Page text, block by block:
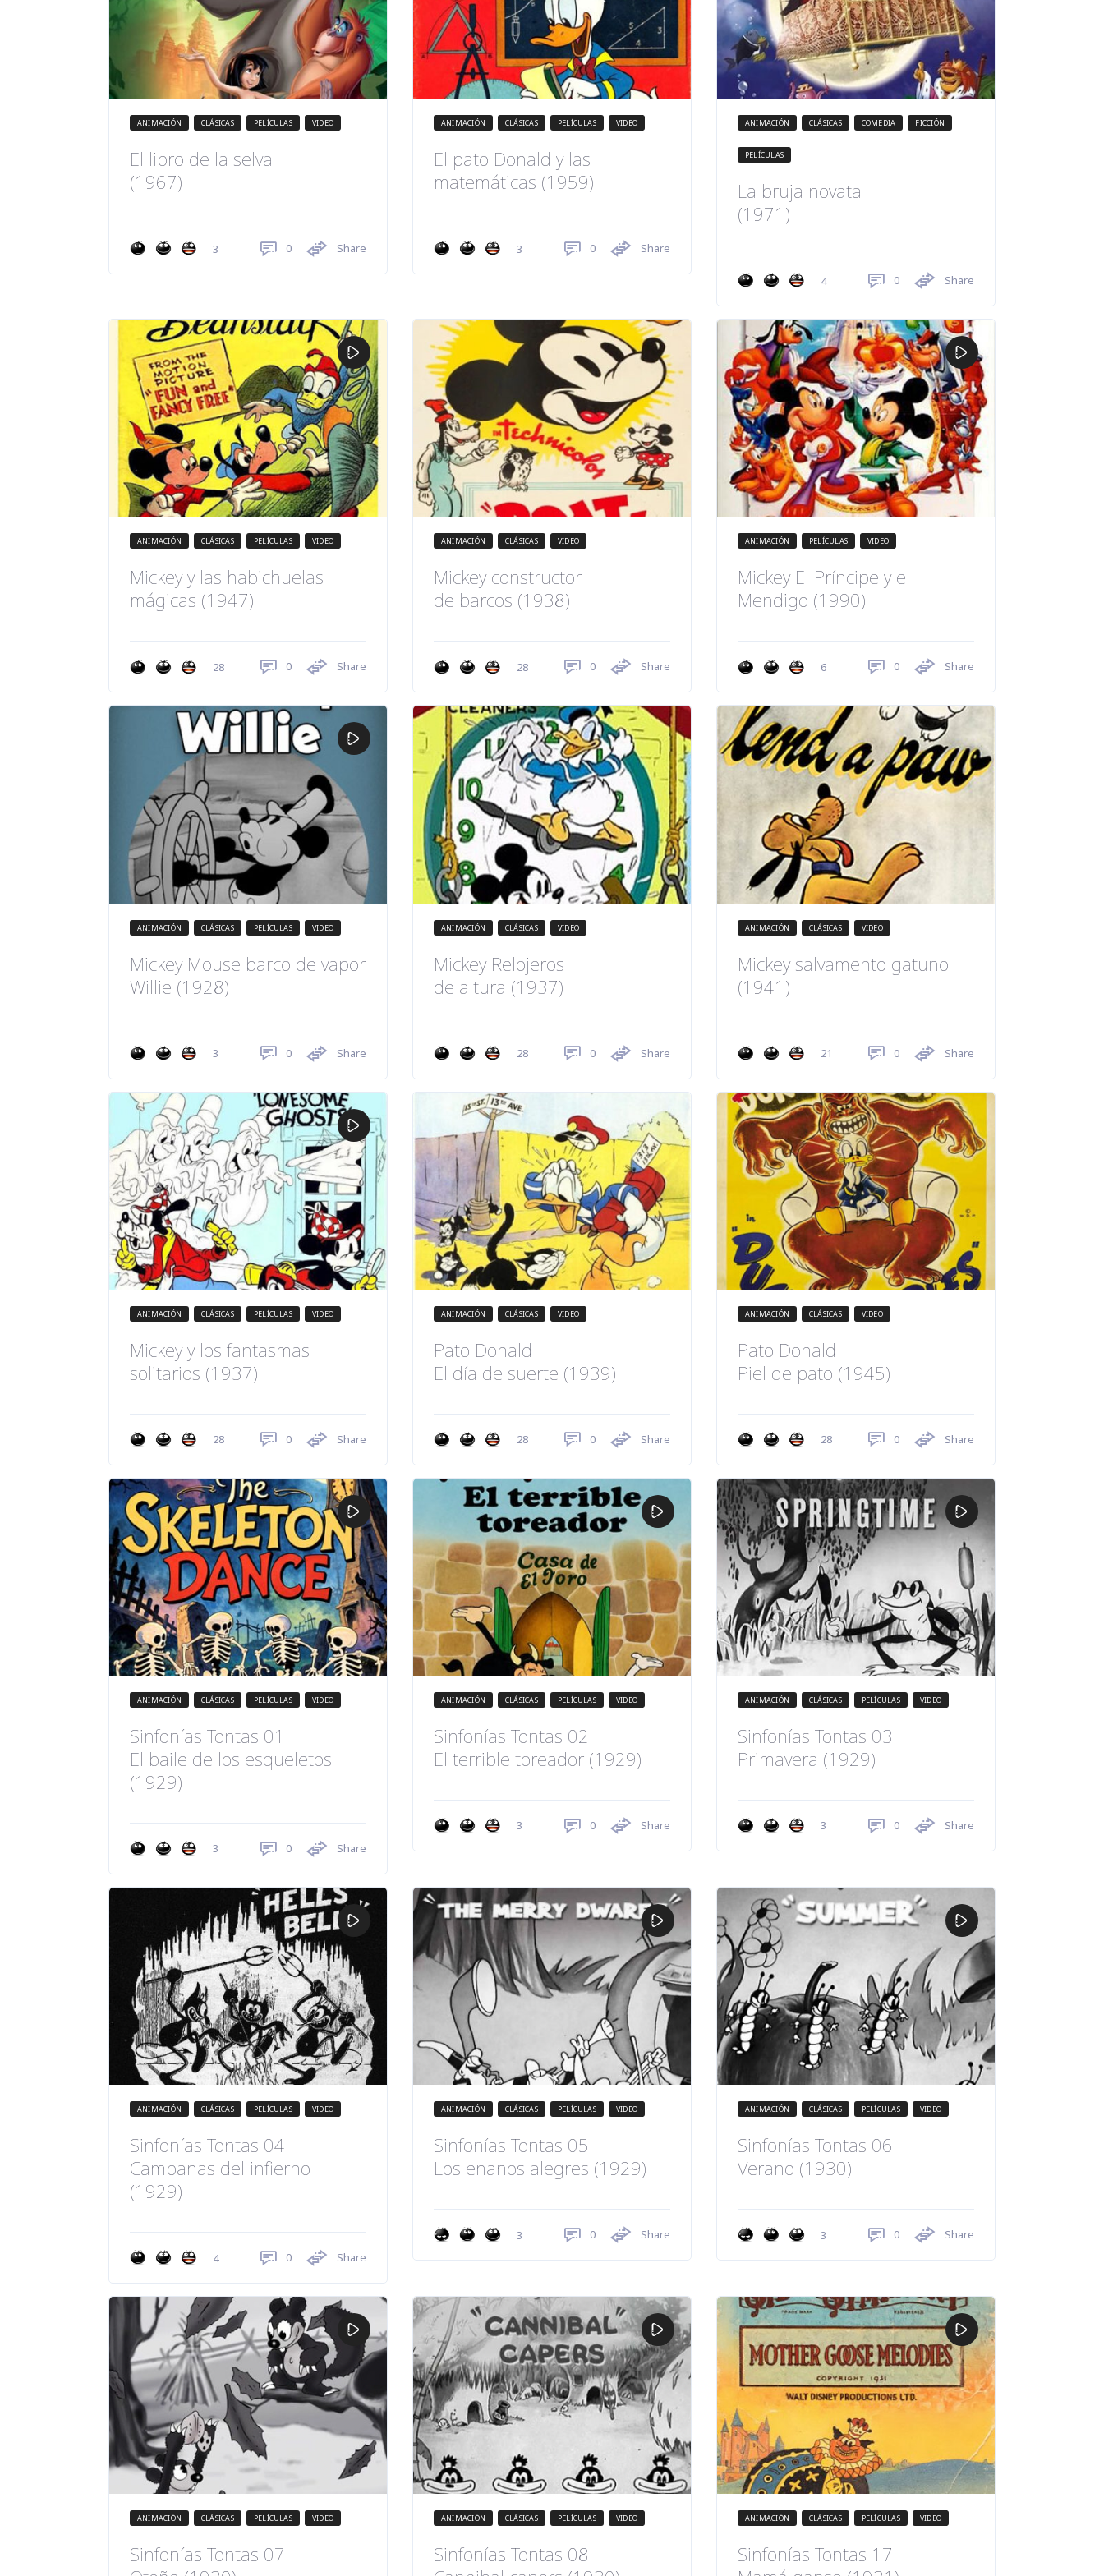
ANIMACIÓN CLÁSICAS PELÍCULAS VIDEO
El libro de la selva
(1967)
3 0 Share
ANIMACIÓN CLÁSICAS PELÍCULAS VIDEO
El pato Donald y las
matemáticas (1959)
3 0 Share
ANIMACIÓN CLÁSICAS COMEDIA FICCIÓN
PELÍCULAS
La bruja novata
(1971)
4 0 Share
ANIMACIÓN CLÁSICAS PELÍCULAS VIDEO
Mickey y las habichuelas
mágicas (1947)
28 0 Share
ANIMACIÓN CLÁSICAS VIDEO
Mickey constructor
de barcos (1938)
28 0 Share
ANIMACIÓN PELÍCULAS VIDEO
Mickey El Príncipe y el
Mendigo (1990)
6 0 Share
ANIMACIÓN CLÁSICAS PELÍCULAS VIDEO
Mickey Mouse barco de vapor
Willie (1928)
3 0 Share
ANIMACIÓN CLÁSICAS VIDEO
Mickey Relojeros
de altura (1937)
28 0 Share
ANIMACIÓN CLÁSICAS VIDEO
Mickey salvamento gatuno
(1941)
21 0 Share
ANIMACIÓN CLÁSICAS PELÍCULAS VIDEO
Mickey y los fantasmas
solitarios (1937)
28 0 Share
ANIMACIÓN CLÁSICAS VIDEO
Pato Donald
El día de suerte (1939)
28 0 Share
ANIMACIÓN CLÁSICAS VIDEO
Pato Donald
Piel de pato (1945)
28 0 Share
ANIMACIÓN CLÁSICAS PELÍCULAS VIDEO
Sinfonías Tontas 01
El baile de los esqueletos
(1929)
3 0 Share
ANIMACIÓN CLÁSICAS PELÍCULAS VIDEO
Sinfonías Tontas 02
El terrible toreador (1929)
3 0 Share
ANIMACIÓN CLÁSICAS PELÍCULAS VIDEO
Sinfonías Tontas 03
Primavera (1929)
3 0 Share
ANIMACIÓN CLÁSICAS PELÍCULAS VIDEO
Sinfonías Tontas 04
Campanas del infierno
(1929)
4 0 Share
ANIMACIÓN CLÁSICAS PELÍCULAS VIDEO
Sinfonías Tontas 05
Los enanos alegres (1929)
3 0 Share
ANIMACIÓN CLÁSICAS PELÍCULAS VIDEO
Sinfonías Tontas 06
Verano (1930)
3 0 Share
ANIMACIÓN CLÁSICAS PELÍCULAS VIDEO
Sinfonías Tontas 07
ANIMACIÓN CLÁSICAS PELÍCULAS VIDEO
Sinfonías Tontas 08
ANIMACIÓN CLÁSICAS PELÍCULAS VIDEO
Sinfonías Tontas 17